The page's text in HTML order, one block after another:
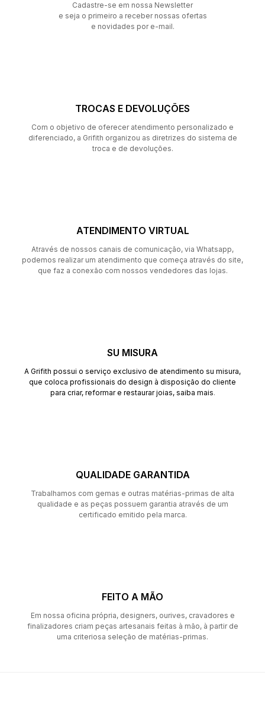
Cadastre-se em nossa Newsletter
e seja o primeiro a receber nossas ofertas
e novidades por e-mail.
TROCAS E DEVOLUÇÕES
Com o objetivo de oferecer atendimento personalizado e
diferenciado, a Grifith organizou as diretrizes do sistema de
troca e de devoluções.
ATENDIMENTO VIRTUAL
Através de nossos canais de comunicação, via Whatsapp,
podemos realizar um atendimento que começa através do site,
que faz a conexão com nossos vendedores das lojas.
SU MISURA
A Grifith possui o serviço exclusivo de atendimento su misura,
que coloca profissionais do design à disposição do cliente
para criar, reformar e restaurar joias, saiba mais.
QUALIDADE GARANTIDA
Trabalhamos com gemas e outras matérias-primas de alta
qualidade e as peças possuem garantia através de um
certificado emitido pela marca.
FEITO A MÃO
Em nossa oficina própria, designers, ourives, cravadores e
finalizadores criam peças artesanais feitas à mão, à partir de
uma criteriosa seleção de matérias-primas.